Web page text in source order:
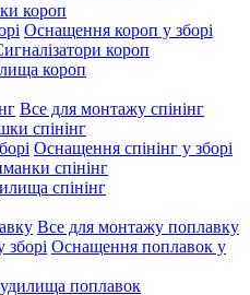
короп
Оснащення короп у зборі
короп
короп
Все для монтажу спінінг
спінінг
Оснащення спінінг у зборі
спінінг
спінінг
Все для монтажу поплавку
Оснащення поплавок у
поплавок